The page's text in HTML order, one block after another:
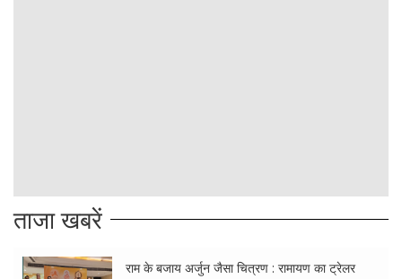
ताजा खबरें
राम के बजाय अर्जुन जैसा चित्रण : रामायण का ट्रेलर